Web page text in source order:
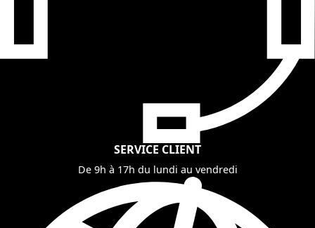
SERVICE CLIENT
De 9h à 17h du lundi au vendredi